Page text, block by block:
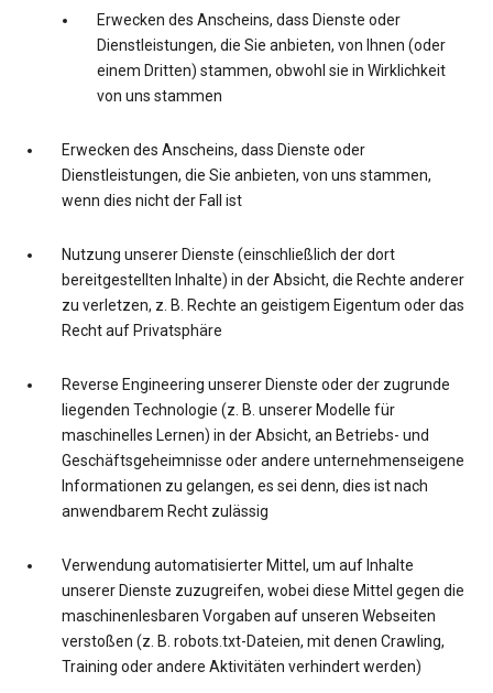
Erwecken des Anscheins, dass Dienste oder
Dienstleistungen, die Sie anbieten, von Ihnen (oder
einem Dritten) stammen, obwohl sie in Wirklichkeit
von uns stammen
Erwecken des Anscheins, dass Dienste oder
Dienstleistungen, die Sie anbieten, von uns stammen,
wenn dies nicht der Fall ist
Nutzung unserer Dienste (einschließlich der dort
bereitgestellten Inhalte) in der Absicht, die Rechte anderer
zu verletzen, z. B. Rechte an geistigem Eigentum oder das
Recht auf Privatsphäre
Reverse Engineering unserer Dienste oder der zugrunde
liegenden Technologie (z. B. unserer Modelle für
maschinelles Lernen) in der Absicht, an Betriebs- und
Geschäftsgeheimnisse oder andere unternehmenseigene
Informationen zu gelangen, es sei denn, dies ist nach
anwendbarem Recht zulässig
Verwendung automatisierter Mittel, um auf Inhalte
unserer Dienste zuzugreifen, wobei diese Mittel gegen die
maschinenlesbaren Vorgaben auf unseren Webseiten
verstoßen (z. B. robots.txt-Dateien, mit denen Crawling,
Training oder andere Aktivitäten verhindert werden)